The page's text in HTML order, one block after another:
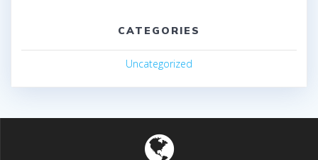
CATEGORIES
Uncategorized